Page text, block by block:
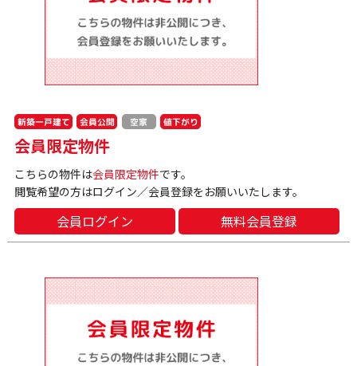
新築一戸建て 会員公開 空家 値下がり
会員限定物件
こちらの物件は会員限定物件です。
閲覧希望の方はログイン／会員登録をお願いいたします。
会員ログイン 無料会員登録